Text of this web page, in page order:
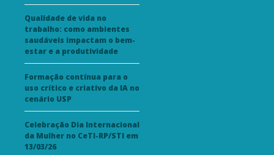
Qualidade de vida no
trabalho: como ambientes
saudáveis impactam o bem-
estar e a produtividade
Formação contínua para o
uso crítico e criativo da IA no
cenário USP
Celebração Dia Internacional
da Mulher no CeTI-RP/STI em
13/03/26